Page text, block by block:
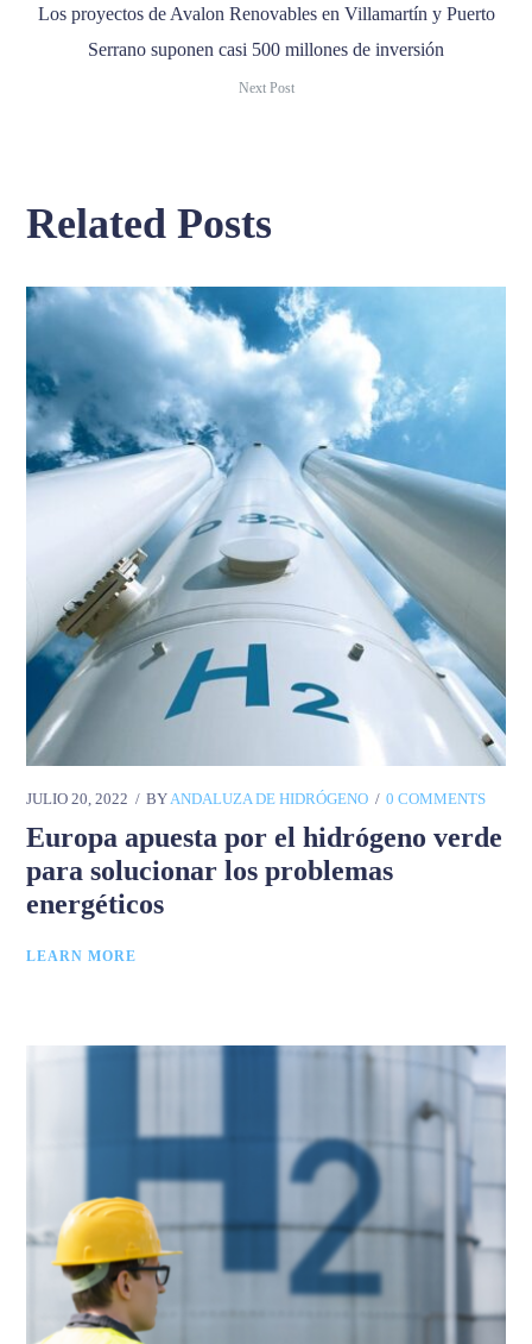
Los proyectos de Avalon Renovables en Villamartín y Puerto
Serrano suponen casi 500 millones de inversión
Next Post
Related Posts
JULIO 20, 2022 BY ANDALUZA DE HIDRÓGENO 0 COMMENTS
Europa apuesta por el hidrógeno verde
para solucionar los problemas
energéticos
LEARN MORE